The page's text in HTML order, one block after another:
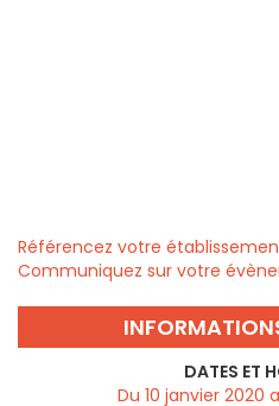
Référencez votre
Communiquez sur votre
DATES ET
Du 10 janvier 2020